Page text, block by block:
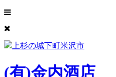
上杉の城下町米沢市
(有)金内酒店